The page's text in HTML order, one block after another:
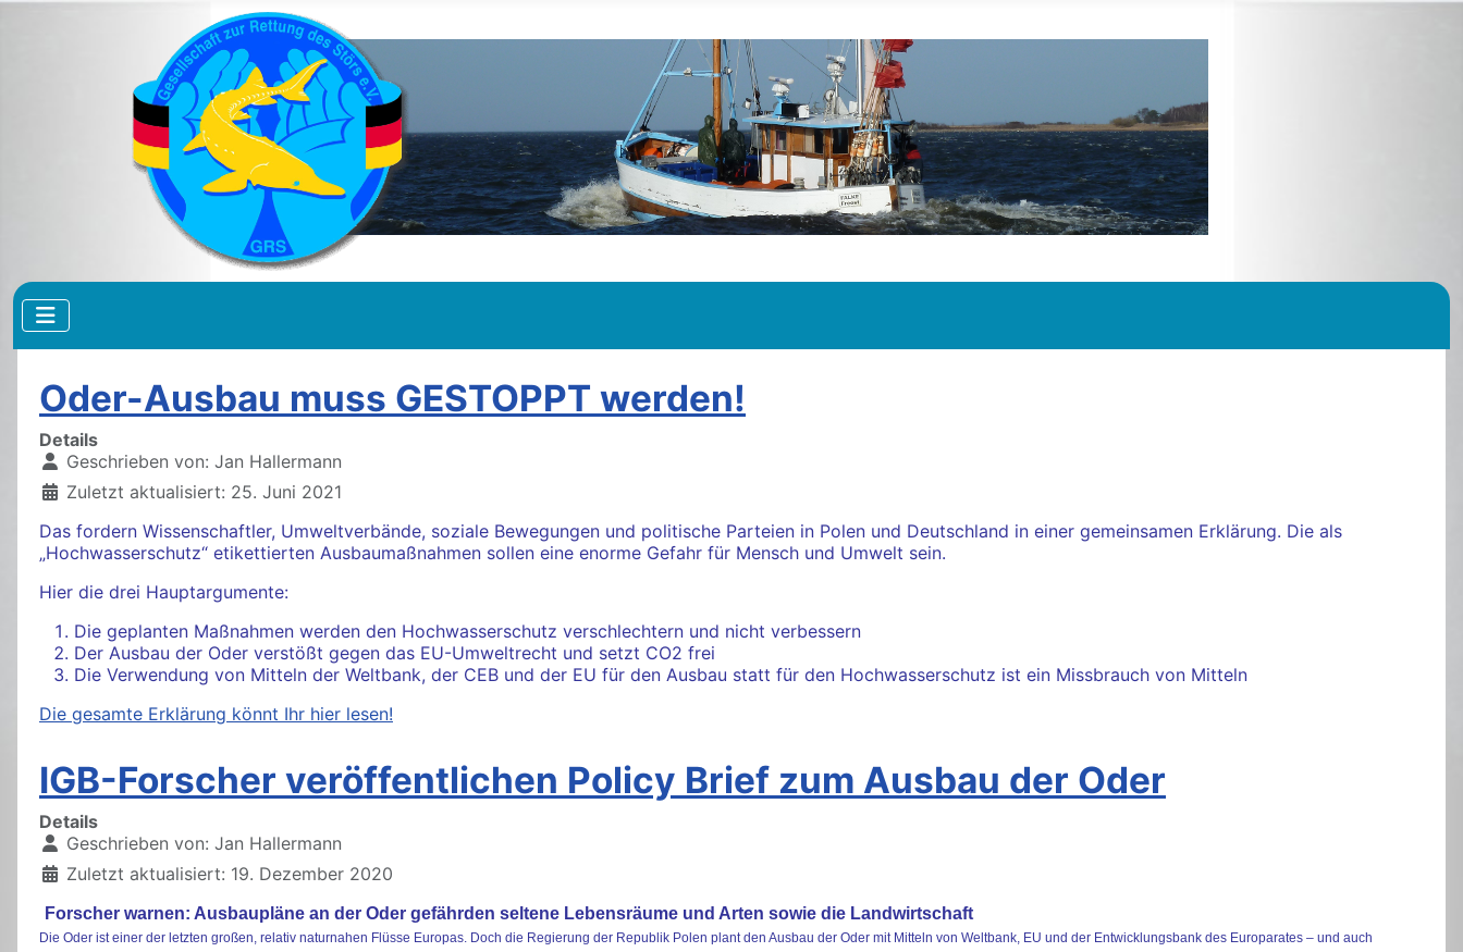
Oder-Ausbau muss GESTOPPT werden!
Details
Geschrieben von: Jan Hallermann
Zuletzt aktualisiert: 25. Juni 2021
Das fordern Wissenschaftler, Umweltverbände, soziale Bewegungen und politische Parteien in Polen und Deutschland in einer gemeinsamen Erklärung. Die als
„Hochwasserschutz“ etikettierten Ausbaumaßnahmen sollen eine enorme Gefahr für Mensch und Umwelt sein.
Hier die drei Hauptargumente:
Die geplanten Maßnahmen werden den Hochwasserschutz verschlechtern und nicht verbessern
Der Ausbau der Oder verstößt gegen das EU-Umweltrecht und setzt CO2 frei
Die Verwendung von Mitteln der Weltbank, der CEB und der EU für den Ausbau statt für den Hochwasserschutz ist ein Missbrauch von Mitteln
Die gesamte Erklärung könnt Ihr hier lesen!
IGB-Forscher veröffentlichen Policy Brief zum Ausbau der Oder
Details
Geschrieben von: Jan Hallermann
Zuletzt aktualisiert: 19. Dezember 2020
Forscher warnen: Ausbaupläne an der Oder gefährden seltene Lebensräume und Arten sowie die Landwirtschaft
Die Oder ist einer der letzten großen, relativ naturnahen Flüsse Europas. Doch die Regierung der Republik Polen plant den Ausbau der Oder mit Mitteln von Weltbank, EU und der Entwicklungsbank des Europarates – und auch